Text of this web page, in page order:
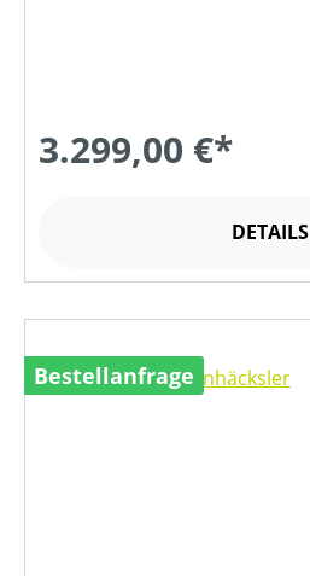
3.299,00 €*
DETAILS
Bestellanfrage